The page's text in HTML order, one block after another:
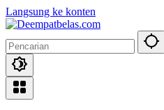
Langsung ke konten